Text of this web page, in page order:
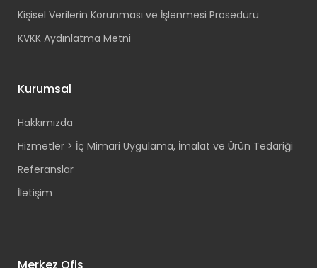
Kişisel Verilerin Korunması ve İşlenmesi Prosedürü
KVKK Aydınlatma Metni
Kurumsal
Hakkımızda
Hizmetler > İç Mimari Uygulama, İmalat ve Ürün Tedariği
Referanslar
İletişim